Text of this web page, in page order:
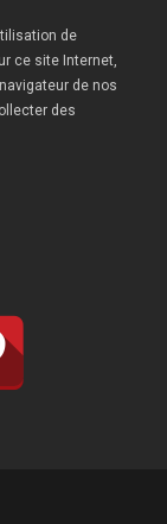
de
ce site Internet,
de nos
des